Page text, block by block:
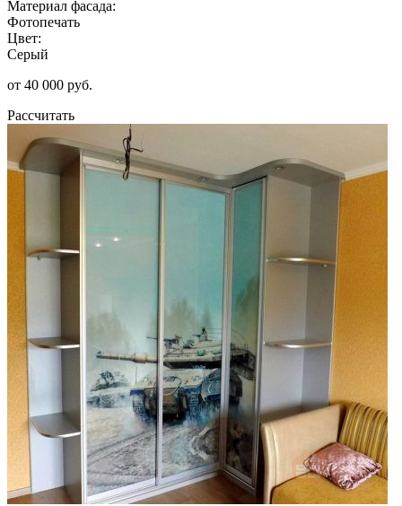
Материал фасада:
Фотопечать
Цвет:
Серый
от 40 000 руб.
Рассчитать